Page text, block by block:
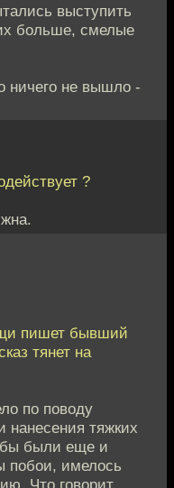
выступить
больше, смелые
ничего не вышло -
?
пишет бывший
тянет на
по поводу
нанесения тяжких
были еще и
побои, имелось
Что говорит